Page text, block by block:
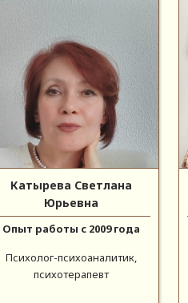
Катырева Светлана
Юрьевна
Опыт работы с 2009 года
Психолог-психоаналитик,
психотерапевт